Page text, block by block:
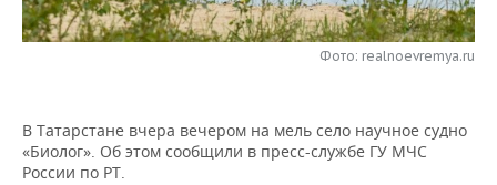
НЕФТЕХИМИЯ
ЭНЕРГЕТИКА
РОЗНИЧНАЯ ТОРГОВЛЯ
УСЛУГИ
НОВОСТИ ТЕХНОЛОГИЙ
МЕДИА
МЕРОПРИЯТИЯ
ВЫЕЗДНАЯ РЕДАКЦИЯ
НОВОСТИ СПОРТА
ОБЩЕСТВО
Фото: realnoevremya.ru
В Татарстане вчера вечером на мель село научное судно
«Биолог». Об этом сообщили в пресс-службе ГУ МЧС
России по РТ.